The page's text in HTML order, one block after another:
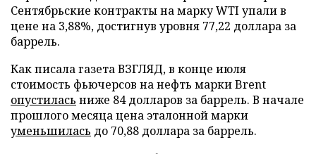
Сентябрьские контракты на марку WTI упали в
цене на 3,88%, достигнув уровня 77,22 доллара за
баррель.
Как писала газета ВЗГЛЯД, в конце июля
стоимость фьючерсов на нефть марки Brent
опустилась ниже 84 долларов за баррель. В начале
прошлого месяца цена эталонной марки
уменьшилась до 70,88 доллара за баррель.